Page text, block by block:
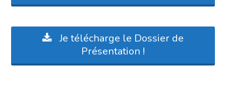
Je télécharge le Dossier de
Présentation !